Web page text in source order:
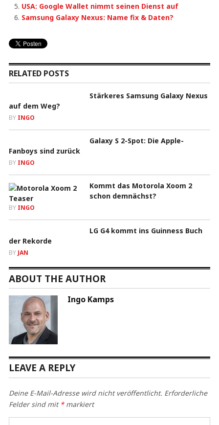
USA: Google Wallet nimmt seinen Dienst auf
Samsung Galaxy Nexus: Name fix & Daten?
RELATED POSTS
Stärkeres Samsung Galaxy Nexus
auf dem Weg?
BY INGO
Galaxy S 2-Spot: Die Apple-
Fanboys sind zurück
BY INGO
Kommt das Motorola Xoom 2
schon demnächst?
BY INGO
LG G4 kommt ins Guinness Buch
der Rekorde
BY JAN
ABOUT THE AUTHOR
Ingo Kamps
LEAVE A REPLY
Deine E-Mail-Adresse wird nicht veröffentlicht. Erforderliche
Felder sind mit *markiert